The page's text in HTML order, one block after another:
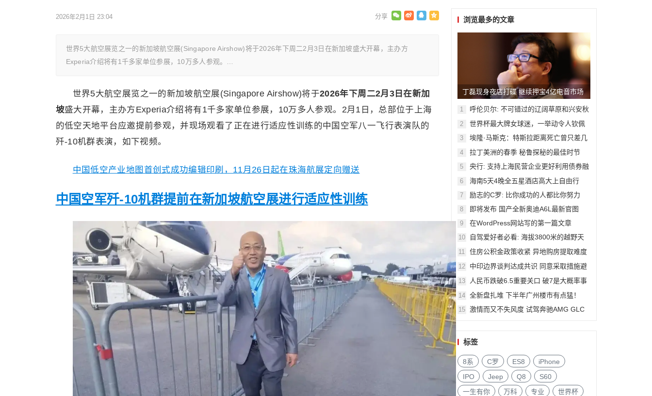
2026年2月1日 23:04
世界5大航空展览之一的新加坡航空展(Singapore Airshow)将于2026年下周二2月3日在新加坡盛大开幕，主办方
Experia介绍将有1千多家单位参展，10万多人参观。…
世界5大航空展览之一的新加坡航空展(Singapore Airshow)将于2026年下周二2月3日在新加
坡盛大开幕，主办方Experia介绍将有1千多家单位参展，10万多人参观。2月1日，总部位于上海
的低空天地平台应邀提前参观，并现场观看了正在进行适应性训练的中国空军八一飞行表演队的
歼-10机群表演，如下视频。
中国低空产业地图首创式成功编辑印刷，11月26日起在珠海航展定向赠送
中国空军歼-10机群提前在新加坡航空展进行适应性训练
浏览最多的文章
丁磊现身夜店打碟 继续押宝4亿电音市场
1
呼伦贝尔: 不可错过的辽阔草原和兴安秋
2 世界杯最大牌女球迷，一举动令人钦佩
3
埃隆·马斯克：特斯拉距离死亡曾只差几
4 拉丁美洲的春季 秘鲁探秘的最佳时节
5
央行: 支持上海民营企业更好利用债券融
6 海南5天4晚全五星酒店高大上自由行
7 励志的C罗: 比你成功的人都比你努力
8 即将发布 国产全新奥迪A6L最新官图
9 在WordPress网站写的第一篇文章
10
自驾爱好者必看: 海拔3800米的越野天
11
住房公积金政策收紧 异地购房提取难度
12
中印边界谈判达成共识 同意采取措施避
13
人民币跌破6.5重要关口 破7是大概率事
14 全新盘扎堆 下半年广州楼市有点猛！
15
激情而又不失风度 试驾奔驰AMG GLC
标签
8系 C罗 ES8
iPhone
IPO
Jeep Q8
S60
一生有你
万科 专业
世界杯